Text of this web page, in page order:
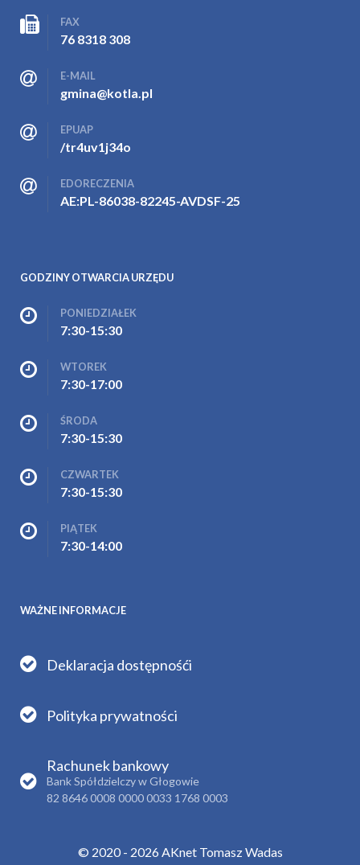
FAX
76 8318 308
E-MAIL
gmina@kotla.pl
EPUAP
/tr4uv1j34o
EDORECZENIA
AE:PL-86038-82245-AVDSF-25
GODZINY OTWARCIA URZĘDU
PONIEDZIAŁEK
7:30-15:30
WTOREK
7:30-17:00
ŚRODA
7:30-15:30
CZWARTEK
7:30-15:30
PIĄTEK
7:30-14:00
WAŻNE INFORMACJE
Deklaracja dostępnośći
Polityka prywatności
Rachunek bankowy
Bank Spółdzielczy w Głogowie
82 8646 0008 0000 0033 1768 0003
© 2020 - 2026 AKnet Tomasz Wadas